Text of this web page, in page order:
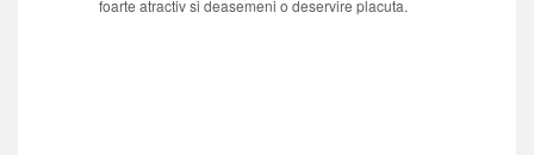
foarte atractiv si deasemeni o deservire placuta.